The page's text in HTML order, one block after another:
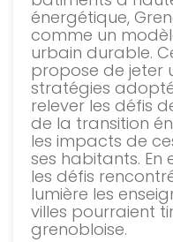
énergétique,
comme un
urbain durable.
propose de jeter
stratégies
relever les défis
de la transition
les impacts de
ses habitants. En
les défis
lumière les
villes pourraient
grenobloise.